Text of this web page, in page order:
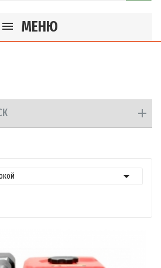
МЕНЮ
